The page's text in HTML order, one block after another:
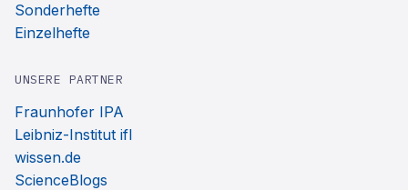
Sonderhefte
Einzelhefte
UNSERE PARTNER
Fraunhofer IPA
Leibniz-Institut ifl
wissen.de
ScienceBlogs